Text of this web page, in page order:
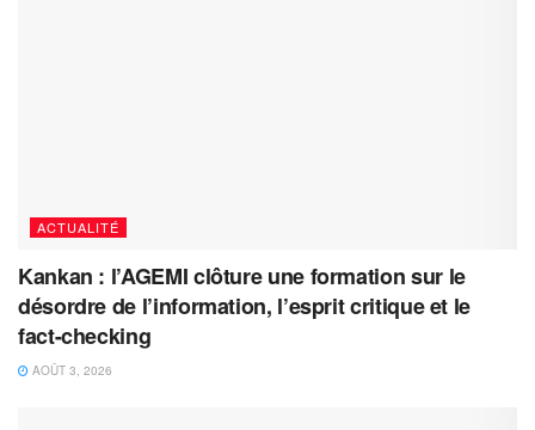
ACTUALITÉ
Kankan : l’AGEMI clôture une formation sur le
désordre de l’information, l’esprit critique et le
fact-checking
AOÛT 3, 2026